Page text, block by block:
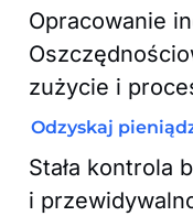
Opracowanie
zużycie i
Odzyskaj
Stała kontrola
i